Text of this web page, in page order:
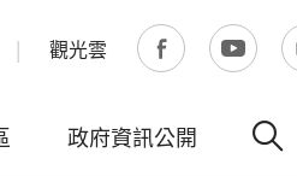
觀光雲
政府資訊公開